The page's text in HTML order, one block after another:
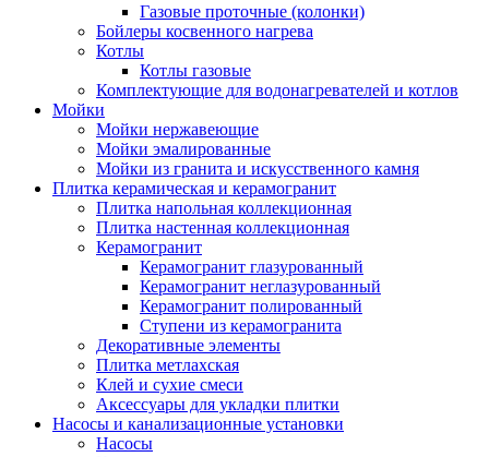
Газовые проточные (колонки)
Бойлеры косвенного нагрева
Котлы
Котлы газовые
Комплектующие для водонагревателей и котлов
Мойки
Мойки нержавеющие
Мойки эмалированные
Мойки из гранита и искусственного камня
Плитка керамическая и керамогранит
Плитка напольная коллекционная
Плитка настенная коллекционная
Керамогранит
Керамогранит глазурованный
Керамогранит неглазурованный
Керамогранит полированный
Ступени из керамогранита
Декоративные элементы
Плитка метлахская
Клей и сухие смеси
Аксессуары для укладки плитки
Насосы и канализационные установки
Насосы